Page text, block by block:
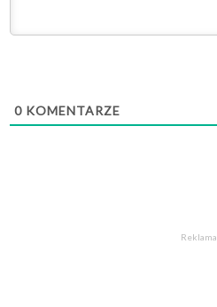
0 KOMENTARZE
Reklama